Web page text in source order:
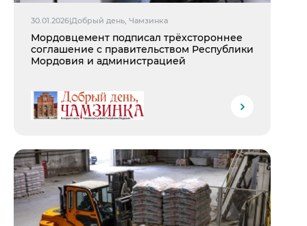
30.01.2026|Добрый день, Чамзинка
Мордовцемент подписал трёхстороннее
соглашение с правительством Республики
Мордовия и администрацией